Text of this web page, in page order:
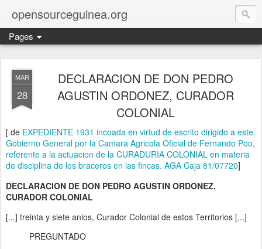
opensourceguinea.org
Pages
MAR
28
DECLARACION DE DON PEDRO
AGUSTIN ORDONEZ, CURADOR
COLONIAL
[ de EXPEDIENTE 1931 incoada en virtud de escrito dirigido a este
Gobierno General por la Camara Agricola Oficial de Fernando Poo,
referente a la actuacion de la CURADURIA COLONIAL en materia
de disciplina de los braceros en las fincas. AGA Caja 81/07720]
DECLARACION DE DON PEDRO AGUSTIN ORDONEZ,
CURADOR COLONIAL
[...] treinta y siete anios, Curador Colonial de estos Territorios [...]
PREGUNTADO